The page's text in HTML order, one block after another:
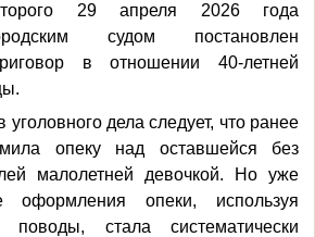
29 апреля 2026 года
судом постановлен
в отношении 40-летней
уголовного дела следует, что ранее
опеку над оставшейся без
малолетней девочкой. Но уже
оформления опеки, используя
поводы, стала систематически